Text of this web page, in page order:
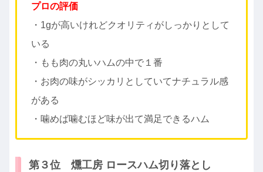
プロの評価
・1gが高いけれどクオリティがしっかりとして
いる
・もも肉の丸いハムの中で１番
・お肉の味がシッカリとしていてナチュラル感
がある
・噛めば噛むほど味が出て満足できるハム
第３位 燻工房 ロースハム切り落とし